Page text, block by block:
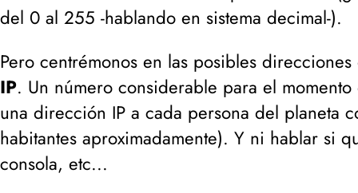
del 0 al 255 -hablando en sistema decimal-).
Pero centrémonos en las posibles
IP. Un número considerable para el
una dirección IP a cada persona del planeta
habitantes aproximadamente). Y ni hablar si
consola, etc...